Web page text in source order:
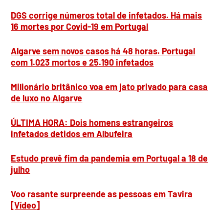
DGS corrige números total de infetados. Há mais
16 mortes por Covid-19 em Portugal
Algarve sem novos casos há 48 horas. Portugal
com 1.023 mortos e 25.190 infetados
Milionário britânico voa em jato privado para casa
de luxo no Algarve
ÚLTIMA HORA: Dois homens estrangeiros
infetados detidos em Albufeira
Estudo prevê fim da pandemia em Portugal a 18 de
julho
Voo rasante surpreende as pessoas em Tavira
[Vídeo]